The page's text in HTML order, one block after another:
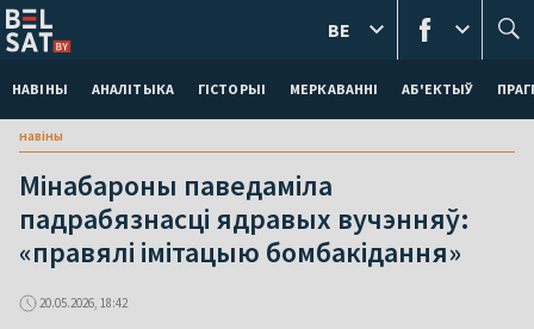
НАВІНЫ АНАЛІТЫКА ГІСТОРЫІ МЕРКАВАННI АБ'ЕКТЫЎ
BE
навіны
Мінабароны паведаміла
падрабязнасці ядравых вучэнняў:
«правялі імітацыю бомбакідання»
20.05.2026, 18:42